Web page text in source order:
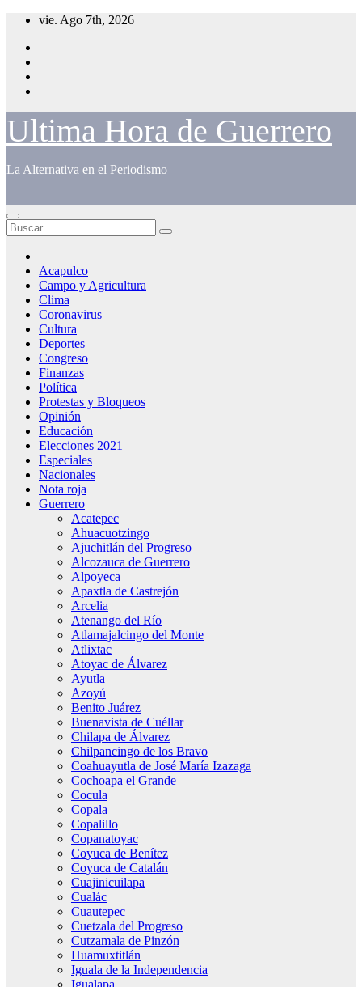
Saltar
contenido
vie. Ago 7th, 2026
Ultima Hora de Guerrero
La Alternativa en el Periodismo
Acapulco
Campo y Agricultura
Clima
Coronavirus
Cultura
Deportes
Congreso
Finanzas
Política
Protestas y Bloqueos
Opinión
Educación
Elecciones 2021
Especiales
Nacionales
Nota roja
Guerrero
Acatepec
Ahuacuotzingo
Ajuchitlán del Progreso
Alcozauca de Guerrero
Alpoyeca
Apaxtla de Castrejón
Arcelia
Atenango del Río
Atlamajalcingo del Monte
Atlixtac
Atoyac de Álvarez
Ayutla
Azoyú
Benito Juárez
Buenavista de Cuéllar
Chilapa de Álvarez
Chilpancingo de los Bravo
Coahuayutla de José María Izazaga
Cochoapa el Grande
Cocula
Copala
Copalillo
Copanatoyac
Coyuca de Benítez
Coyuca de Catalán
Cuajinicuilapa
Cualác
Cuautepec
Cuetzala del Progreso
Cutzamala de Pinzón
Huamuxtitlán
Iguala de la Independencia
Igualapa